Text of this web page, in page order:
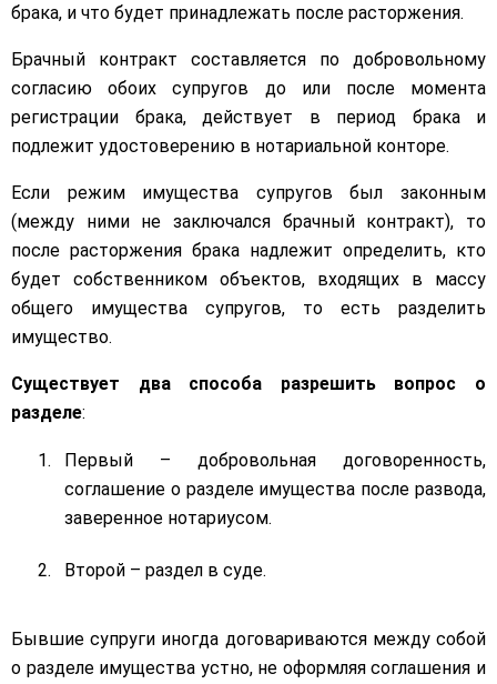
брака, и что будет принадлежать после расторжения.
Брачный контракт составляется по добровольному
согласию обоих супругов до или после момента
регистрации брака, действует в период брака и
подлежит удостоверению в нотариальной конторе.
Если режим имущества супругов был законным
(между ними не заключался брачный контракт), то
после расторжения брака надлежит определить, кто
будет собственником объектов, входящих в массу
общего имущества супругов, то есть разделить
имущество.
Существует два способа разрешить вопрос о
разделе:
Первый – добровольная договоренность,
соглашение о разделе имущества после развода,
заверенное нотариусом.
Второй – раздел в суде.
Бывшие супруги иногда договариваются между собой
о разделе имущества устно, не оформляя соглашения и